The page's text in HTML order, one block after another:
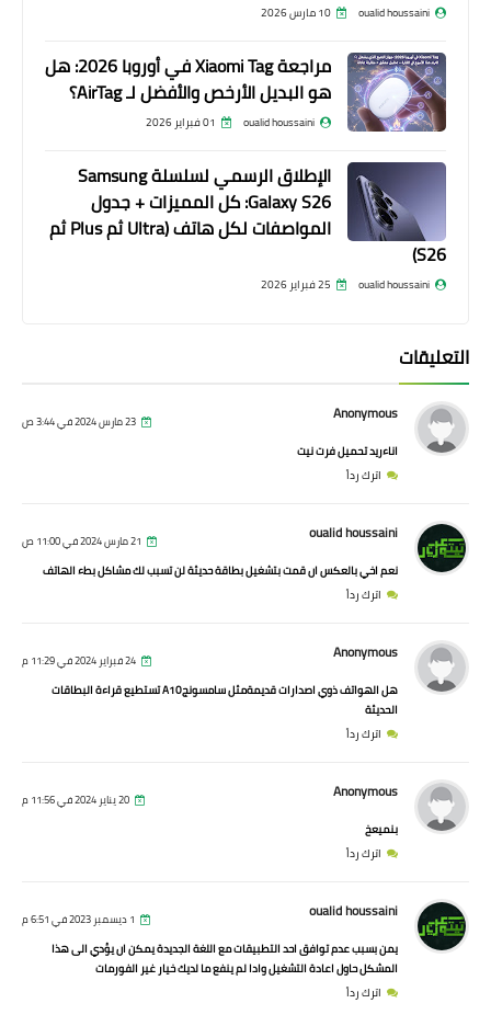
oualid houssaini 10 مارس 2026
مراجعة Xiaomi Tag في أوروبا 2026: هل
هو البديل الأرخص والأفضل لـ AirTag؟
oualid houssaini 01 فبراير 2026
الإطلاق الرسمي لسلسلة Samsung
Galaxy S26: كل المميزات + جدول
المواصفات لكل هاتف (Ultra ثم Plus ثم
S26)
oualid houssaini 25 فبراير 2026
التعليقات
Anonymous 23 مارس 2024 في 3:44 ص
اناءريد تحميل فرت نيت
اترك رداً
oualid houssaini 21 مارس 2024 في 11:00 ص
نعم اخي بالعكس ان قمت بتشغيل بطاقة حديثة لن تسبب لك مشاكل بطء الهاتف
اترك رداً
Anonymous 24 فبراير 2024 في 11:29 م
هل الهواتف ذوي اصدارات قديمةمثل سامسونجA10 تستطيع قراءة البطاقات
الحديثة
اترك رداً
Anonymous 20 يناير 2024 في 11:56 م
بنميعخ
اترك رداً
oualid houssaini 1 ديسمبر 2023 في 6:51 م
يمن بسبب عدم توافق احد التطبيقات مع اللغة الجديدة يمكن ان يؤدي الى هذا
المشكل حاول اعادة التشغيل وادا لم ينفع ما لديك خيار غير الفورمات
اترك رداً